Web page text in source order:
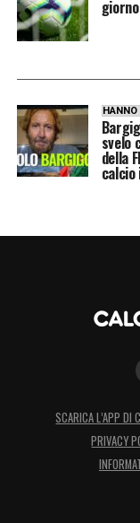
svelo
della
calcio
SCARICA L’APP DI
PRIVACY